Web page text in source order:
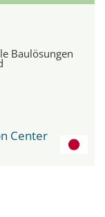
Baulösungen
Center